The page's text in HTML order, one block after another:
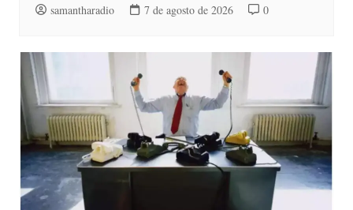
samantharadio 7 de agosto de 2026 0